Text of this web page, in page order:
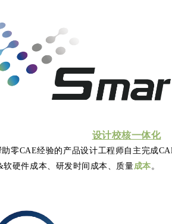
设计校核一体化
助零CAE经验的产品设计工程师自主完成
软硬件成本、研发时间成本、质量成本 。